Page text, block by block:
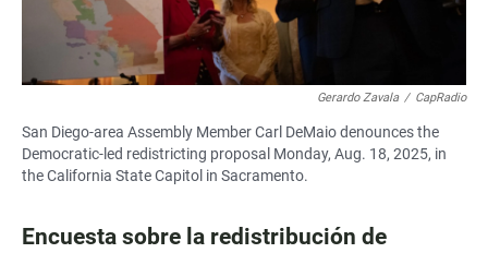
Gerardo Zavala / CapRadio
San Diego-area Assembly Member Carl DeMaio denounces the
Democratic-led redistricting proposal Monday, Aug. 18, 2025, in
the California State Capitol in Sacramento.
Encuesta sobre la redistribución de